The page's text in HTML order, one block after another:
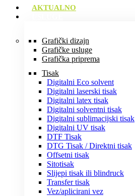
AKTUALNO
Grafički dizajn
Grafičke usluge
Grafička priprema
Tisak
Digitalni Eco solvent
Digitalni laserski tisak
Digitalni latex tisak
Digitalni solventni tisak
Digitalni sublimacijski tisak
Digitalni UV tisak
DTF Tisak
DTG Tisak / Direktni tisak
Offsetni tisak
Sitotisak
Slijepi tisak ili blindruck
Transfer tisak
Vez/aplicirani vez